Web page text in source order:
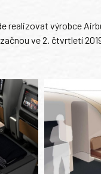
realizovat výrobce
ve 2. čtvrtletí